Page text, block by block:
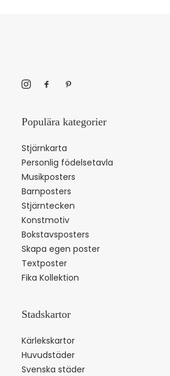
Populära kategorier
Stjärnkarta
Personlig födelsetavla
Musikposters
Barnposters
Stjärntecken
Konstmotiv
Bokstavsposters
Skapa egen poster
Textposter
Fika Kollektion
Stadskartor
Kärlekskartor
Huvudstäder
Svenska städer